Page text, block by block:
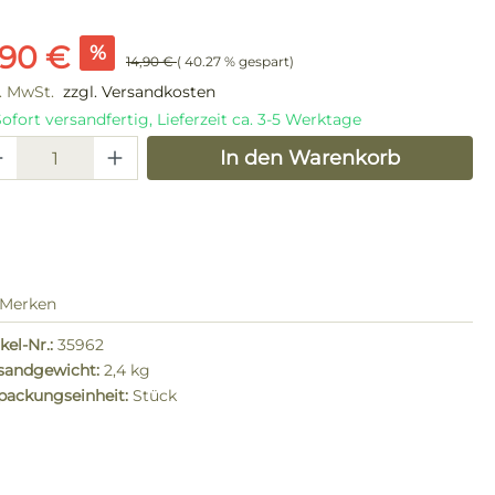
€ % 14,90 €( 40.27 % gespart)
MwSt. zzgl. Versandkosten
versandfertig, Lieferzeit ca. 3-5 Werktage
Anzahl: Gib denIn den Warenkorb
Merken
Nr.: 35962
2,4 kg
Stück